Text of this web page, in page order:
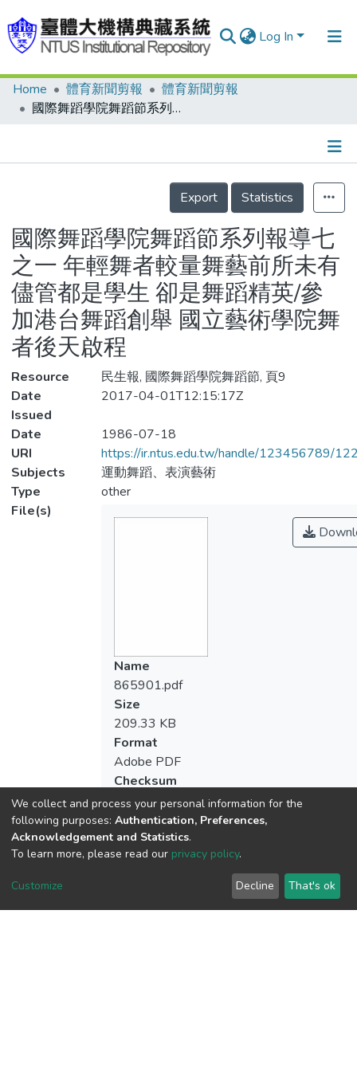
Log In
Communities & Collections
Statistics
Home 體育新聞剪報
體育新聞剪報
國際舞蹈學院舞蹈節系列報導七之一 年輕舞者較量舞藝前所未有 儘管都是學生 卻是舞蹈精英/參加港台舞蹈創舉 國立藝術學院舞者後天啟程
Details
Export
Statistics
國際舞蹈學院舞蹈節系列報導七
之一 年輕舞者較量舞藝前所未有
儘管都是學生 卻是舞蹈精英/參
加港台舞蹈創舉 國立藝術學院舞
者後天啟程
Resource
民生報, 國際舞蹈學院舞蹈節, 頁9
Date
Issued
2017-04-01T12:15:17Z
Date
1986-07-18
URI
https://ir.ntus.edu.tw/handle/123456789/
Subjects
運動舞蹈、表演藝術
Type
other
File(s)
Name
865901.pdf
Size
209.33 KB
Format
Adobe PDF
Checksum
We collect and process your personal information for the
following purposes: Authentication, Preferences,
Acknowledgement and Statistics.
To learn more, please read our privacy policy.
Customize Decline That's ok